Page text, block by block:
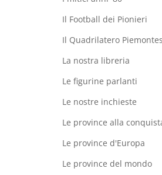
Il Football dei Pionieri
Il Quadrilatero
La nostra libreria
Le figurine parlanti
Le nostre inchieste
Le province alla
Le province d'Europa
Le province del mondo